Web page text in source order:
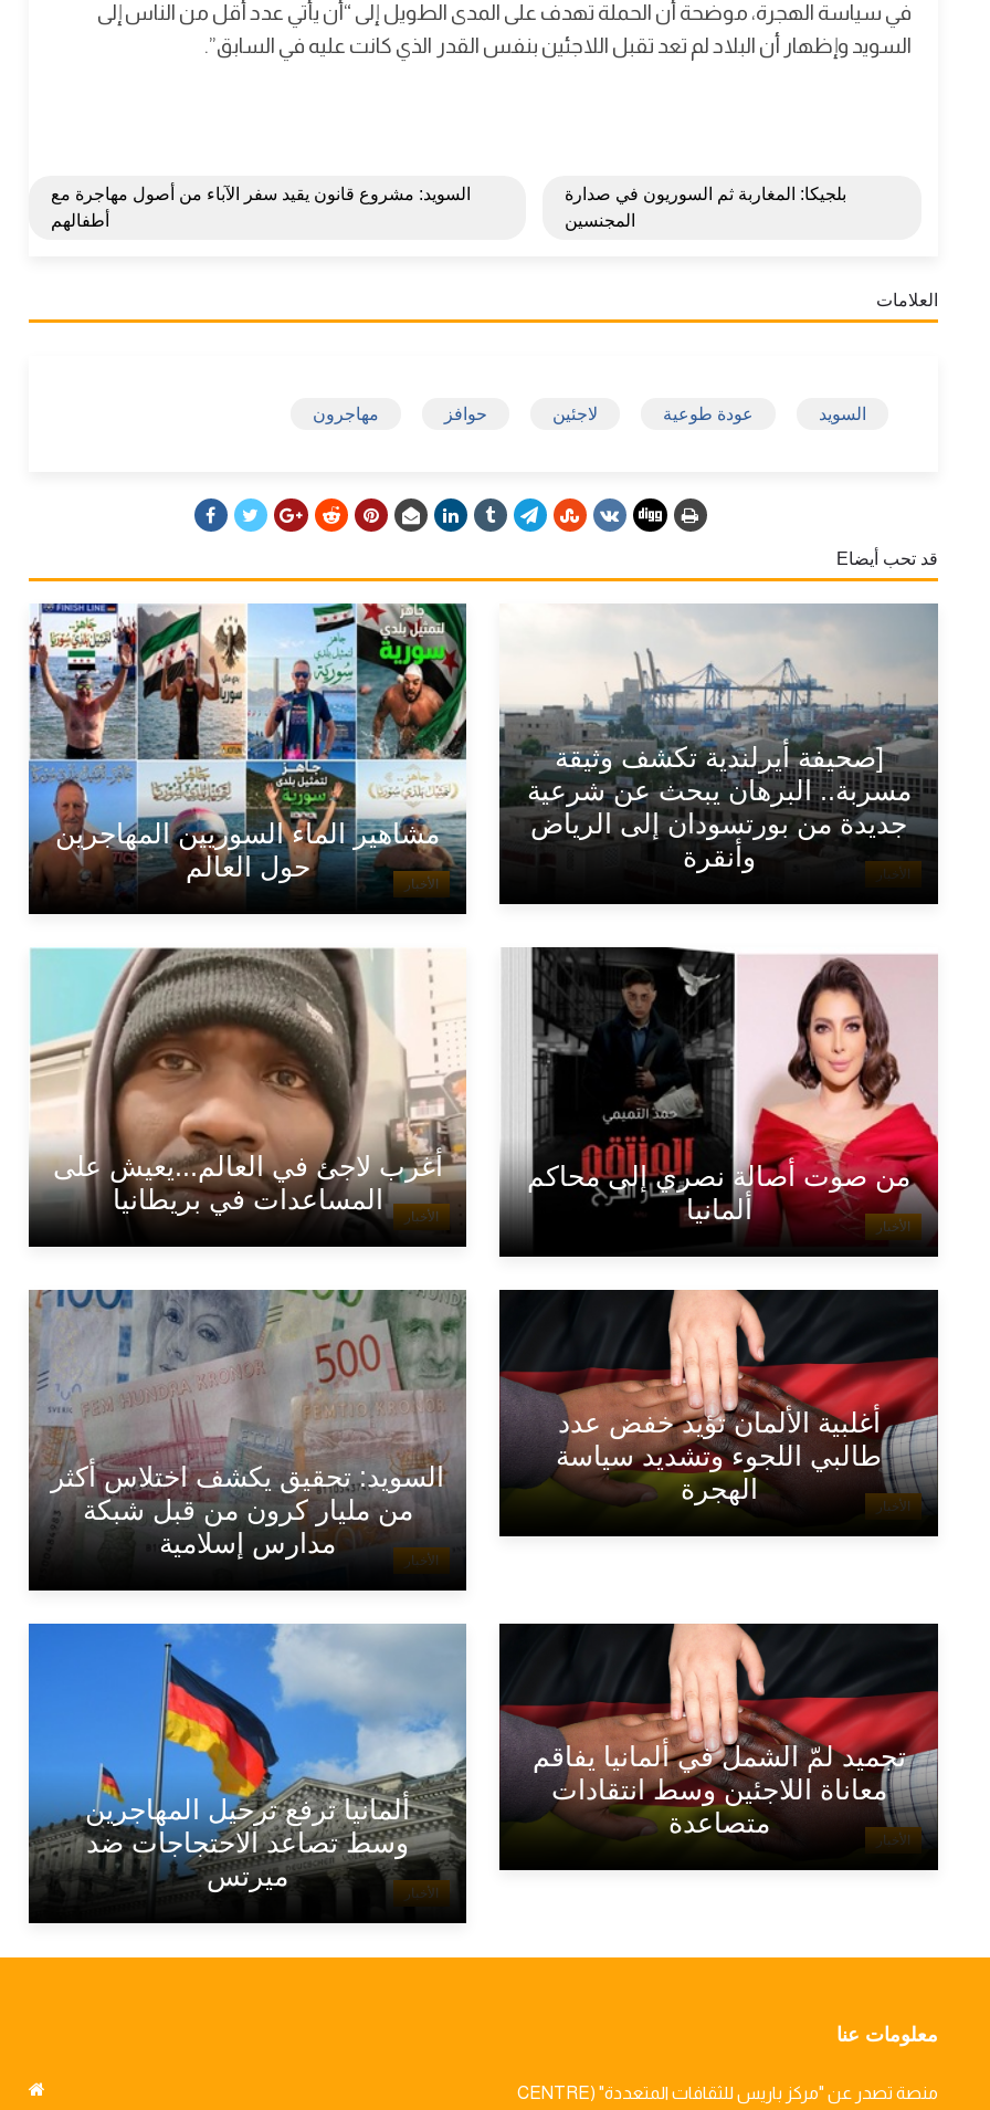
في سياسة الهجرة، موضحة أن الحملة تهدف على المدى الطويل إلى “أن يأتي عدد أقل من الناس إلى
السويد وإظهار أن البلاد لم تعد تقبل اللاجئين بنفس القدر الذي كانت عليه في السابق”.
بلجيكا: المغاربة ثم السوريون في صدارة
المجنسين
السويد: مشروع قانون يقيد سفر الآباء من أصول مهاجرة مع
أطفالهم
العلامات
السويد عودة طوعية لاجئين حوافز مهاجرون
قد تحب أيضاE
الأخبار
[صحيفة أيرلندية تكشف وثيقة
مسربة.. البرهان يبحث عن شرعية
جديدة من بورتسودان إلى الرياض
وأنقرة
الأخبار
مشاهير الماء السوريين المهاجرين
حول العالم
الأخبار
من صوت أصالة نصري إلى محاكم
ألمانيا
الأخبار
أغرب لاجئ في العالم...يعيش على
المساعدات في بريطانيا
الأخبار
أغلبية الألمان تؤيد خفض عدد
طالبي اللجوء وتشديد سياسة
الهجرة
الأخبار
السويد: تحقيق يكشف اختلاس أكثر
من مليار كرون من قبل شبكة
مدارس إسلامية
الأخبار
تجميد لمّ الشمل في ألمانيا يفاقم
معاناة اللاجئين وسط انتقادات
متصاعدة
الأخبار
ألمانيا ترفع ترحيل المهاجرين
وسط تصاعد الاحتجاجات ضد
ميرتس
معلومات عنا
منصة تصدر عن "مركز باريس للثقافات المتعددة" (CENTRE